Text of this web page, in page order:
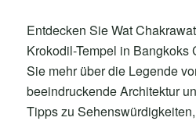
Entdecken Sie Wat
Krokodil-Tempel in Bangkoks
Sie mehr über die Legende
beeindruckende Architektur
Tipps zu